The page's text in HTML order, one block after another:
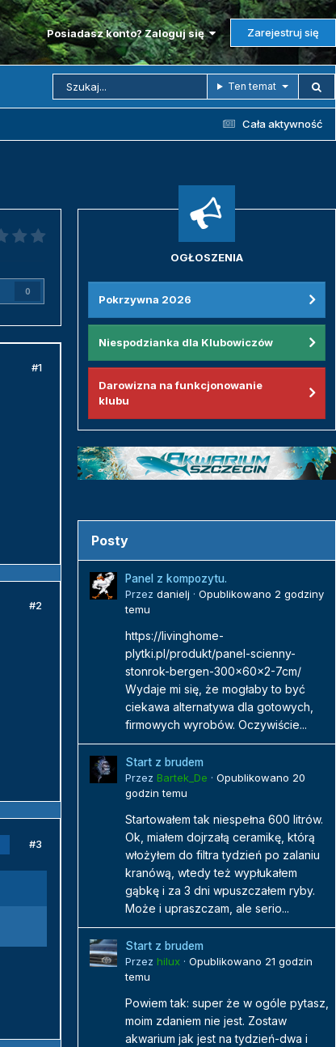
Posiadasz konto? Zaloguj się Zarejestruj się
Ten temat
Cała aktywność
0
#1
#2
#3
OGŁOSZENIA
Pokrzywna 2026
Niespodzianka dla Klubowiczów
Darowizna na funkcjonowanie
klubu
Posty
Panel z kompozytu.
Przez danielj · Opublikowano 2 godziny
temu
https://livinghome-
plytki.pl/produkt/panel-scienny-
stonrok-bergen-300x60x2-7cm/
Wydaje mi się, że mogłaby to być
ciekawa alternatywa dla gotowych,
firmowych wyrobów. Oczywiście...
Start z brudem
Przez Bartek_De · Opublikowano 20
godzin temu
Startowałem tak niespełna 600 litrów.
Ok, miałem dojrzałą ceramikę, którą
włożyłem do filtra tydzień po zalaniu
kranówą, wtedy też wypłukałem
gąbkę i za 3 dni wpuszczałem ryby.
Może i upraszczam, ale serio...
Start z brudem
Przez hilux · Opublikowano 21 godzin
temu
Powiem tak: super że w ogóle pytasz,
moim zdaniem nie jest. Zostaw
akwarium jak jest na tydzień-dwa i